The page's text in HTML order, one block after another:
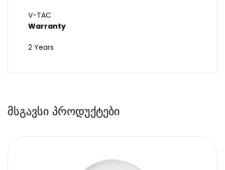
V-TAC
Warranty
2 Years
მსგავსი პროდუქტები